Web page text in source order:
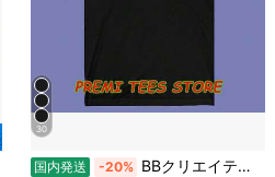
30
国内発送 -20% BBクリエイティブTシャツ - ショートスブクルーネックコットンTシャツ、柔らかく夏にぴったりの通気性素材 - PREMI TEES STOREのスタイリッシュなデザイン、カジュアルなファッションアイテムとして最適